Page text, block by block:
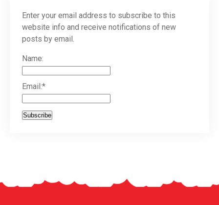
Enter your email address to subscribe to this
website info and receive notifications of new
posts by email.
Name:
Email:*